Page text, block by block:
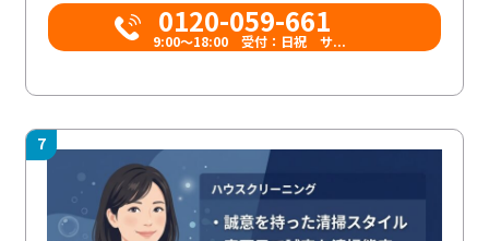
0120-059-661
9:00〜18:00 受付：日祝 サ...
7